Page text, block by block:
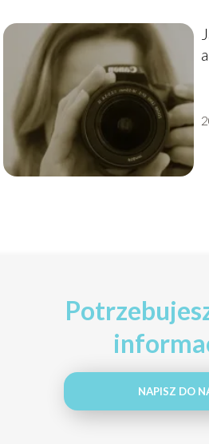
NAPISZ DO